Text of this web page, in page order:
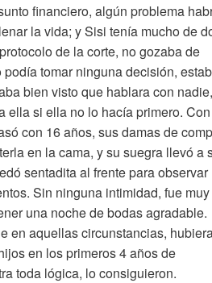
financiero, algún problema
la vida; y Sisi tenía mucho de
de la corte, no gozaba de
tomar ninguna decisión,
bien visto que hablara con
ella si ella no lo hacía primero. Con
con 16 años, sus damas de
en la cama, y su suegra llevó a
sentadita al frente para observar
Sin ninguna intimidad, fue muy
una noche de bodas agradable.
en aquellas circunstancias,
en los primeros 4 años de
toda lógica, lo consiguieron.